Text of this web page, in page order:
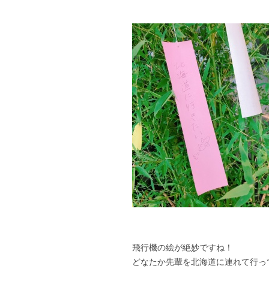
飛行機の絵が絶妙ですね！
どなたか先輩を北海道に連れて行